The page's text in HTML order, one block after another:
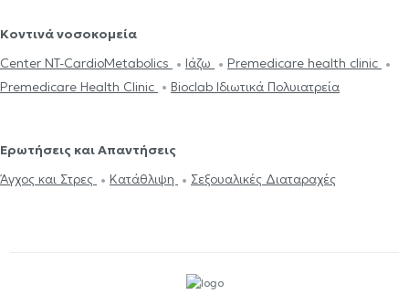
Κοντινά νοσοκομεία
Center NT-CardioMetabolics
Ιάζω
Premedicare health clinic
Premedicare Health Clinic
Bioclab Ιδιωτικά Πολυιατρεία
Ερωτήσεις και Απαντήσεις
Άγχος και Στρες
Κατάθλιψη Σεξουαλικές Διαταραχές